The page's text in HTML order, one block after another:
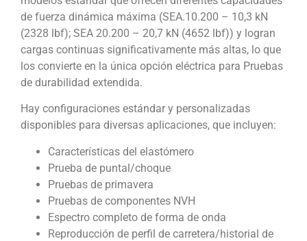
de fuerza dinámica máxima (SEA.10.200 – 10,3 kN
(2328 lbf); SEA 20.200 – 20,7 kN (4652 lbf)) y logran
cargas continuas significativamente más altas, lo que
los convierte en la única opción eléctrica para Pruebas
de durabilidad extendida.
Hay configuraciones estándar y personalizadas
disponibles para diversas aplicaciones, que incluyen:
Características del elastómero
Prueba de puntal/choque
Pruebas de primavera
Pruebas de componentes NVH
Espectro completo de forma de onda
Reproducción de perfil de carretera/historial de